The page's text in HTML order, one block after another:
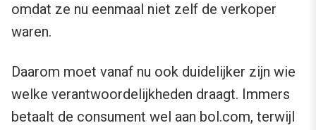
omdat ze nu eenmaal niet zelf de verkoper
waren.
Daarom moet vanaf nu ook duidelijker zijn wie
welke verantwoordelijkheden draagt. Immers
betaalt de consument wel aan bol.com, terwijl